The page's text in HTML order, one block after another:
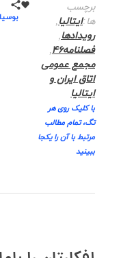
برچسب
ها:ایتالیا,
رویدادها,
فصلنامه46
,
مجمع عمومی
اتاق ایران و
ایتالیا
با کلیک روی هر
تگ، تمام مطالب
مرتبط با آن را یکجا
ببینید